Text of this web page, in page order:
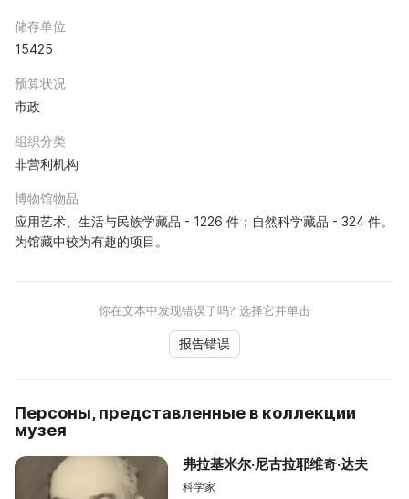
储存单位
15425
预算状况
市政
组织分类
非营利机构
博物馆物品
应用艺术、生活与民族学藏品 - 1226 件；自然科学藏品 - 324 件。
为馆藏中较为有趣的项目。
你在文本中发现错误了吗? 选择它并单击
报告错误
Персоны, представленные в коллекции
музея
弗拉基米尔·尼古拉耶维奇·达夫
科学家